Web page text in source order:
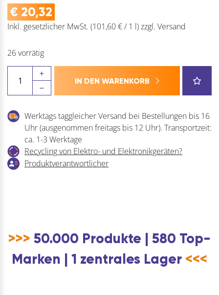
€ 20,32
Inkl. gesetzlicher MwSt. (101,60 € / 1 l)zzgl. Versand
26 vorrätig
Holzkitt
Grilith
IN DEN WARENKORB
Werktags taggleicher Versand bei Bestellungen bis 16
Uhr (ausgenommen freitags bis 12 Uhr). Transportzeit:
ca. 1-3 Werktage
Recycling von Elektro- und Elektronikgeräten?
Produktverantwortlicher
>>> 50.000 Produkte | 580 Top-
Marken | 1 zentrales Lager <<<